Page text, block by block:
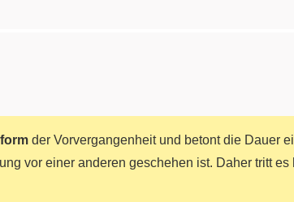
der Vorvergangenheit und betont die Dauer
vor einer anderen geschehen ist. Daher tritt